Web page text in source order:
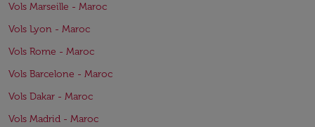
Vols Marseille - Maroc
Vols Lyon - Maroc
Vols Rome - Maroc
Vols Barcelone - Maroc
Vols Dakar - Maroc
Vols Madrid - Maroc